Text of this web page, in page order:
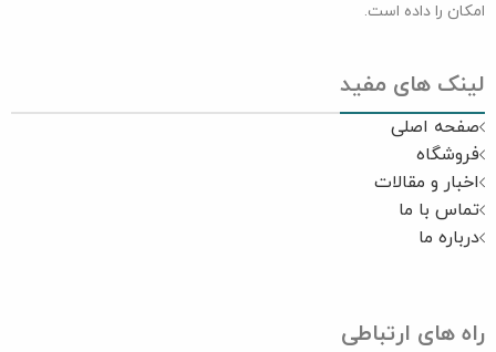
امکان را داده است.
لینک های مفید
صفحه اصلی
فروشگاه
اخبار و مقالات
تماس با ما
درباره ما
راه های ارتباطی